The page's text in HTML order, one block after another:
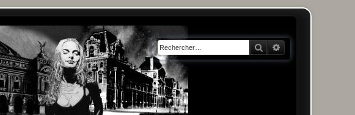
Rechercher